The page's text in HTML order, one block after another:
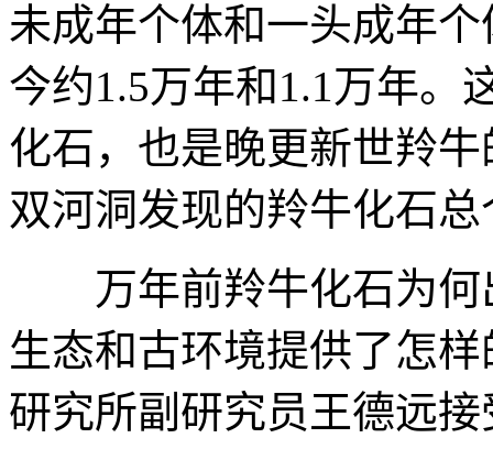
未成年个体和一头成年
今约1.5万年和1.1万年。
化石，也是晚更新世羚
双河洞发现的羚牛化石
万年前羚牛化石为何
生态和古环境提供了怎
研究所副研究员王德远接